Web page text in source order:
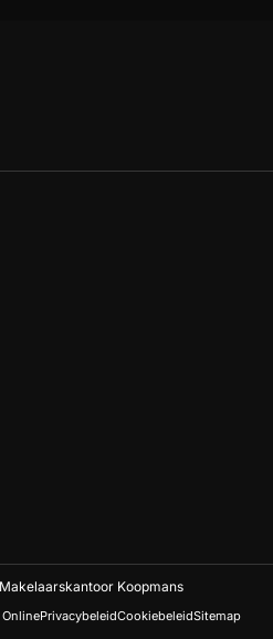
Koopmans
PrivacybeleidCookiebeleidSitemap